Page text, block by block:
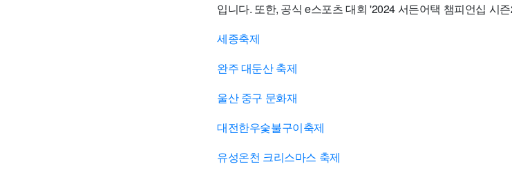
입니다. 또한, 공식 e스포츠 대회 '2024 서든어택 챔피언십 시
세종축제
완주 대둔산 축제
울산 중구 문화재
대전한우숯불구이축제
유성온천 크리스마스 축제